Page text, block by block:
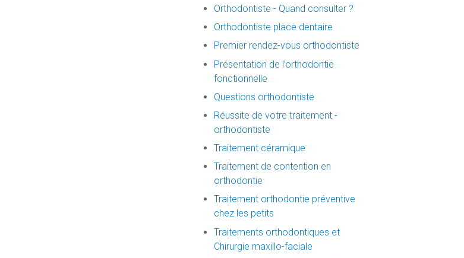
Orthodontiste - Quand consulter ?
Orthodontiste place dentaire
Premier rendez-vous orthodontiste
Présentation de l’orthodontie
fonctionnelle
Questions orthodontiste
Réussite de votre traitement -
orthodontiste
Traitement céramique
Traitement de contention en
orthodontie
Traitement orthodontie préventive
chez les petits
Traitements orthodontiques et
Chirurgie maxillo-faciale